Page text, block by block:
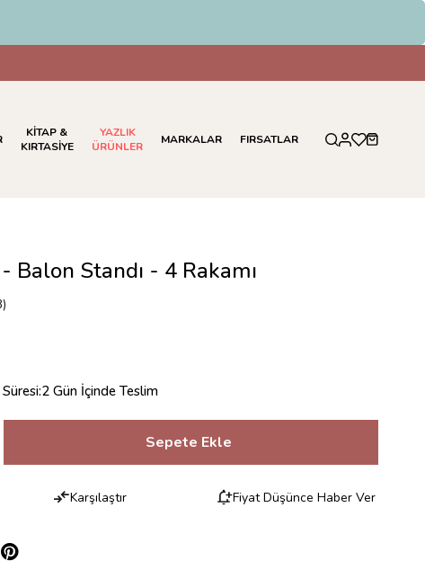
KİTAP &
KIRTASİYE
YAZLIK
ÜRÜNLER
MARKALAR FIRSATLAR
Balon Standı - 4 Rakamı
:2 Gün İçinde Teslim
Karşılaştır Fiyat Düşünce Haber Ver